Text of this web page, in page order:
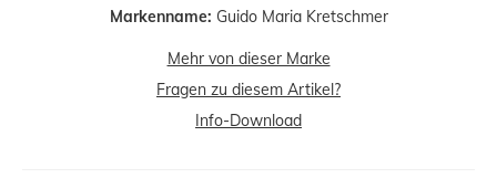
Markenname: Guido Maria Kretschmer
Mehr von dieser Marke
Fragen zu diesem Artikel?
Info-Download